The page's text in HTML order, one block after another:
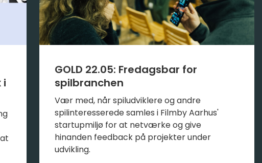
i
GOLD 22.05: Fredagsbar for
spilbranchen
Vær med, når spiludviklere og andre
spilinteresserede samles i Filmby Aarhus'
startupmiljø for at netværke og give
hinanden feedback på projekter under
udvikling.